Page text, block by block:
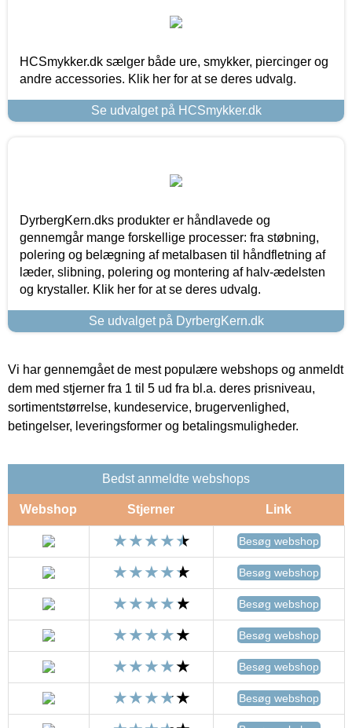
HCSmykker.dk sælger både ure, smykker, piercinger og
andre accessories. Klik her for at se deres udvalg.
Se udvalget på HCSmykker.dk
DyrbergKern.dks produkter er håndlavede og
gennemgår mange forskellige processer: fra støbning,
polering og belægning af metalbasen til håndfletning af
læder, slibning, polering og montering af halv-ædelsten
og krystaller. Klik her for at se deres udvalg.
Se udvalget på DyrbergKern.dk
Vi har gennemgået de mest populære webshops og anmeldt
dem med stjerner fra 1 til 5 ud fra bl.a. deres prisniveau,
sortimentstørrelse, kundeservice, brugervenlighed,
betingelser, leveringsformer og betalingsmuligheder.
Bedst anmeldte webshops
Webshop Stjerner Link
Besøg webshop
Besøg webshop
Besøg webshop
Besøg webshop
Besøg webshop
Besøg webshop